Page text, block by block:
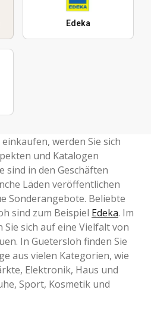
Edeka
werden Sie sich
und Katalogen
sind in den Geschäften
Läden veröffentlichen
Sonderangebote. Beliebte
sind zum Beispiel Edeka. Im
sich auf eine Vielfalt von
In Guetersloh finden Sie
aus vielen Kategorien, wie
Elektronik, Haus und
Sport, Kosmetik und